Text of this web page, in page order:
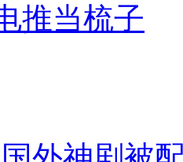
推当梳子